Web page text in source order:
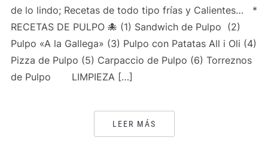
de lo lindo; Recetas de todo tipo frías y Calientes… *
RECETAS DE PULPO 🐙 (1) Sandwich de Pulpo (2)
Pulpo «A la Gallega» (3) Pulpo con Patatas All i Oli (4)
Pizza de Pulpo (5) Carpaccio de Pulpo (6) Torreznos
de Pulpo LIMPIEZA […]
LEER MÁS